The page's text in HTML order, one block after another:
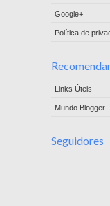
Google+
Política de
Links Úteis
Mundo Blogger
Seguidores